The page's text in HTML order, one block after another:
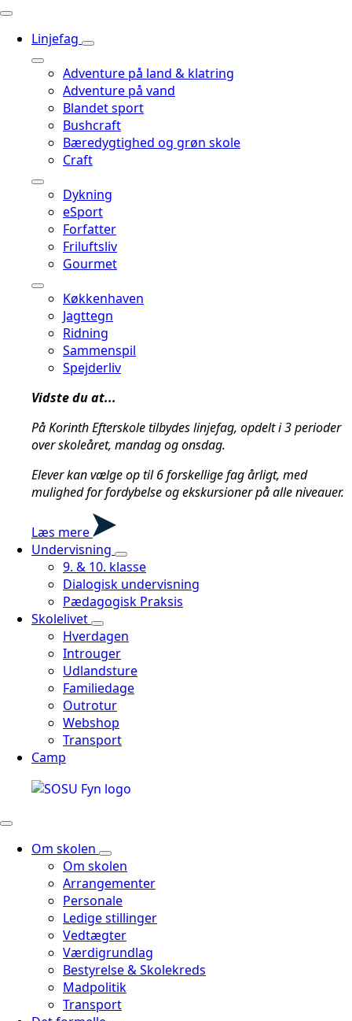
Linjefag
Adventure på land & klatring
Adventure på vand
Blandet sport
Bushcraft
Bæredygtighed og grøn skole
Craft
Dykning
eSport
Forfatter
Friluftsliv
Gourmet
Køkkenhaven
Jagttegn
Ridning
Sammenspil
Spejderliv
Vidste du at...
På Korinth Efterskole tilbydes linjefag, opdelt i 3 perioder
over skoleåret, mandag og onsdag.
Elever kan vælge op til 6 forskellige fag årligt, med
mulighed for fordybelse og ekskursioner på alle niveauer.
Læs mere
Undervisning
9. & 10. klasse
Dialogisk undervisning
Pædagogisk Praksis
Skolelivet
Hverdagen
Introuger
Udlandsture
Familiedage
Outrotur
Webshop
Transport
Camp
Om skolen
Om skolen
Arrangementer
Personale
Ledige stillinger
Vedtægter
Værdigrundlag
Bestyrelse & Skolekreds
Madpolitik
Transport